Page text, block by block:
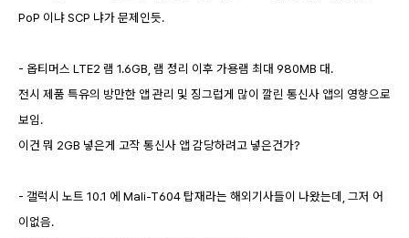
PoP 이냐 SCP 냐가 문제인듯.
- 옵티머스 LTE2 램 1.6GB, 램 정리 이후 가용램 최대 980MB 대.
전시 제품 특유의 방만한 앱 관리 및 징그럽게 많이 깔린 통신사 앱의 영향으로
보임.
이건 뭐 2GB 넣은게 고작 통신사 앱 감당하려고 넣은건가?
- 갤럭시 노트 10.1 에 Mali-T604 탑재라는 해외기사들이 나왔는데, 그저 어
이없음.